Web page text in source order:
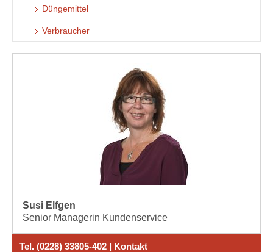
Düngemittel
Verbraucher
Susi Elfgen
Senior Managerin Kundenservice
Tel. (0228) 33805-402 | Kontakt